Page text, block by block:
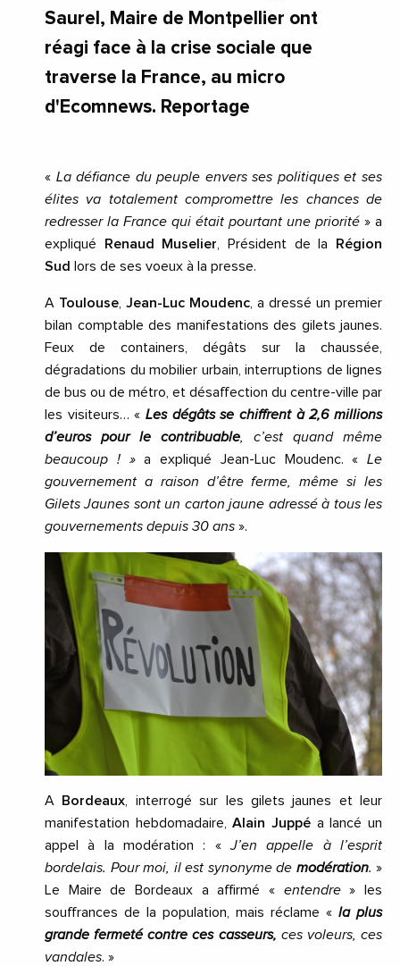
Saurel, Maire de Montpellier ont
réagi face à la crise sociale que
traverse la France, au micro
d'Ecomnews. Reportage
« La défiance du peuple envers ses politiques et ses
élites va totalement compromettre les chances de
redresser la France qui était pourtant une priorité » a
expliqué
Renaud Muselier, Président de la
Région
Sud
lors de ses voeux à la presse.
A Toulouse, Jean-Luc Moudenc, a dressé un premier
bilan comptable des manifestations des gilets jaunes.
Feux de containers, dégâts sur la chaussée,
dégradations du mobilier urbain, interruptions de lignes
de bus ou de métro, et désaffection du centre-ville par
les visiteurs… « Les dégâts se chiffrent à 2,6 millions
d’euros pour le contribuable, c’est quand même
beaucoup ! »a expliqué Jean-Luc Moudenc. « Le
gouvernement a raison d’être ferme, même si les
Gilets Jaunes sont un carton jaune adressé à tous les
gouvernements depuis 30 ans ».
A Bordeaux, interrogé sur les gilets jaunes et leur
manifestation hebdomadaire,Alain Juppé a lancé un
appel à la modération : «J’en appelle à l’esprit
bordelais. Pour moi, il est synonyme de modération. »
Le Maire de Bordeaux a affirmé « entendre» les
souffrances de la population, mais réclame « la plus
grande fermeté contre ces casseurs, ces voleurs, ces
vandales. »